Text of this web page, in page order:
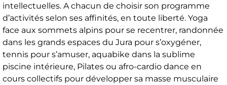
intellectuelles. A chacun de choisir son programme
d’activités selon ses affinités, en toute liberté. Yoga
face aux sommets alpins pour se recentrer, randonnée
dans les grands espaces du Jura pour s’oxygéner,
tennis pour s’amuser, aquabike dans la sublime
piscine intérieure, Pilates ou afro-cardio dance en
cours collectifs pour développer sa masse musculaire